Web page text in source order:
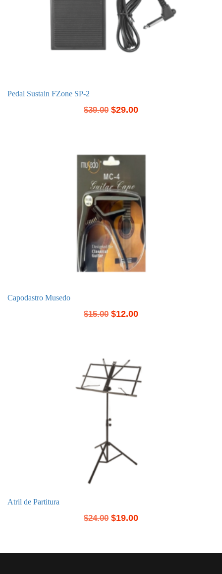
Pedal Sustain FZone SP-2
$39.00 $29.00
Capodastro Musedo
$15.00 $12.00
Atril de Partitura
$24.00 $19.00